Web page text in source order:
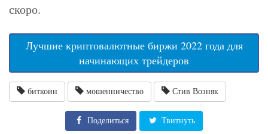
скоро.
Лучшие криптовалютные биржи 2022 года для
начинающих трейдеров
биткоин мошенничество Стив Возняк
Поделиться Твитнуть